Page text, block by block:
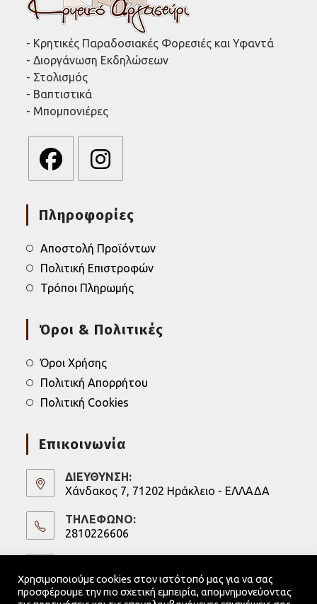
- Κρητικές Παραδοσιακές Φορεσιές και Υφαντά
- Διοργάνωση Εκδηλώσεων
- Στολισμός
- Βαπτιστικά
- Μπομπονιέρες
in
tab
a
tab
Πληροφορίες
Αποστολή Προϊόντων
Πολιτική Επιστροφών
Τρόποι Πληρωμής
Όροι & Πολιτικές
Όροι Χρήσης
Πολιτική Απορρήτου
Πολιτική Cookies
Επικοινωνία
ΔΙΕΥΘΥΝΣΗ:
Χάνδακος 7, 71202 Ηράκλειο - ΕΛΛΑΔΑ
ΤΗΛΕΦΩΝΟ:
2810226606
your
application
6973247075
Opens
Χρησιμοποιούμε cookies στον ιστότοπό μας για να σας
προσφέρουμε την πιο σχετική εμπειρία, απομνημονεύοντας